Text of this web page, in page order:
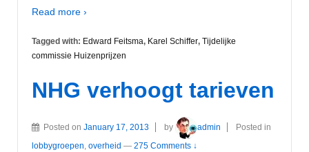
Read more ›
Tagged with: Edward Feitsma, Karel Schiffer, Tijdelijke
commissie Huizenprijzen
NHG verhoogt tarieven
Posted on January 17, 2013 by admin
Posted in
lobbygroepen, overheid — 275 Comments ↓